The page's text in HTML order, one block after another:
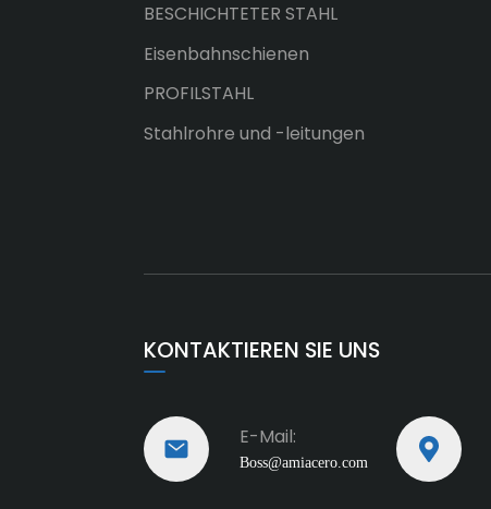
BESCHICHTETER STAHL
Eisenbahnschienen
PROFILSTAHL
Stahlrohre und -leitungen
KONTAKTIEREN SIE UNS
E-Mail:
Boss@amiacero.com